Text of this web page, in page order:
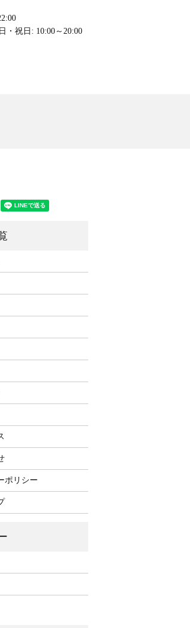
・祝日: 10:00～20:00
ポリシー